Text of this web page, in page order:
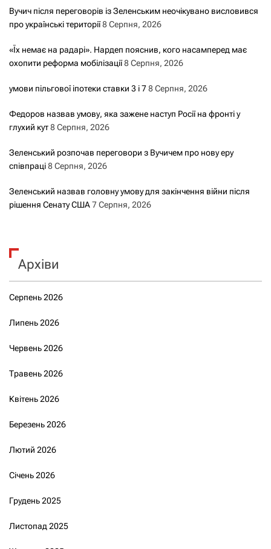
Вучич після переговорів із Зеленським неочікувано висловився
про українські території8 Серпня, 2026
«Їх немає на радарі». Нардеп пояснив, кого насамперед має
охопити реформа мобілізації8 Серпня, 2026
умови пільгової іпотеки ставки 3 і 78 Серпня, 2026
Федоров назвав умову, яка зажене наступ Росії на фронті у
глухий кут8 Серпня, 2026
Зеленський розпочав переговори з Вучичем про нову еру
співпраці8 Серпня, 2026
Зеленський назвав головну умову для закінчення війни після
рішення Сенату США7 Серпня, 2026
Архіви
Серпень 2026
Липень 2026
Червень 2026
Травень 2026
Квітень 2026
Березень 2026
Лютий 2026
Січень 2026
Грудень 2025
Листопад 2025